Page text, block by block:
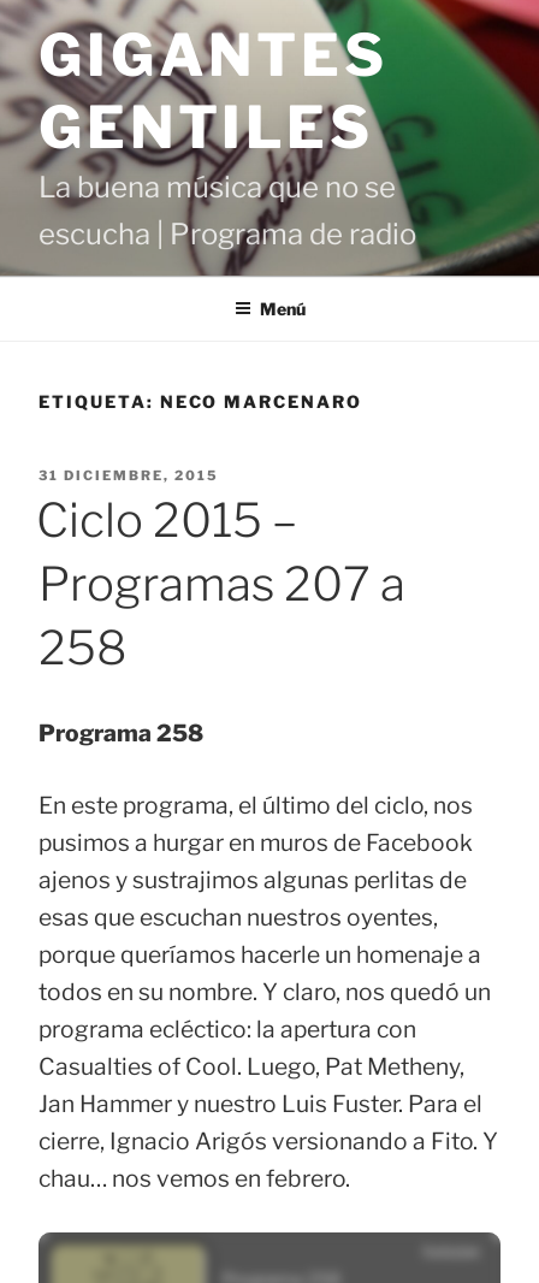
Saltar
contenido
GIGANTES
GENTILES
La buena música que no se
escucha | Programa de radio
Menú
ETIQUETA: NECO MARCENARO
PUBLICADO
31 DICIEMBRE, 2015
Ciclo 2015 –
Programas 207 a
258
Programa 258
En este programa, el último del ciclo, nos
pusimos a hurgar en muros de Facebook
ajenos y sustrajimos algunas perlitas de
esas que escuchan nuestros oyentes,
porque queríamos hacerle un homenaje a
todos en su nombre. Y claro, nos quedó un
programa ecléctico: la apertura con
Casualties of Cool. Luego, Pat Metheny,
Jan Hammer y nuestro Luis Fuster. Para el
cierre, Ignacio Arigós versionando a Fito. Y
chau… nos vemos en febrero.